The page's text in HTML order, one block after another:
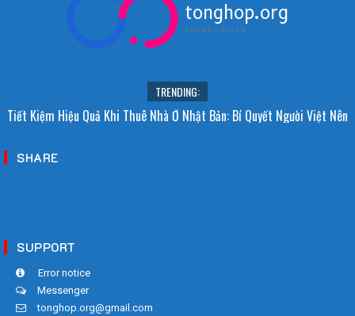
tonghop.org
tonghop.org
TRENDING:
Tiết Kiệm Hiệu Quả Khi Thuê Nhà Ở Nhật Bản: Bí Quyết Người Việt Nên
SHARE
SUPPORT
Error notice
Messenger
tonghop.org@gmail.com